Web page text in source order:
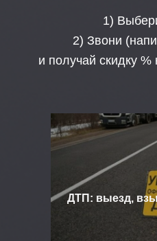
1)
2) Звони
и получай скидку %
ДТП: выезд,